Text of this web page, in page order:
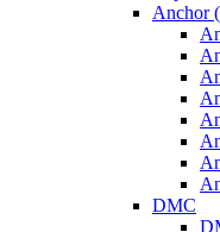
Anchor
DMC